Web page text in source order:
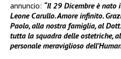
annuncio: “Il 29 Dicembre è nato
Leone Carullo. Amore infinito.
Paolo, alla nostra famiglia, al
tutta la squadra delle ostetriche,
personale meraviglioso